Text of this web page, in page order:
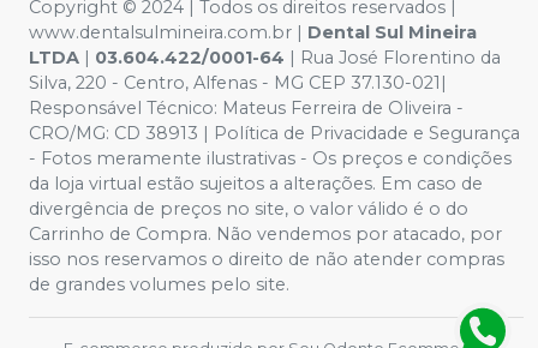
Copyright © 2024 | Todos os direitos reservados |
www.dentalsulmineira.com.br | Dental Sul Mineira
LTDA | 03.604.422/0001-64 | Rua José Florentino da
Silva, 220 - Centro, Alfenas - MG CEP 37.130-021|
Responsável Técnico: Mateus Ferreira de Oliveira -
CRO/MG: CD 38913 | Política de Privacidade e Segurança
- Fotos meramente ilustrativas - Os preços e condições
da loja virtual estão sujeitos a alterações. Em caso de
divergência de preços no site, o valor válido é o do
Carrinho de Compra. Não vendemos por atacado, por
isso nos reservamos o direito de não atender compras
de grandes volumes pelo site.